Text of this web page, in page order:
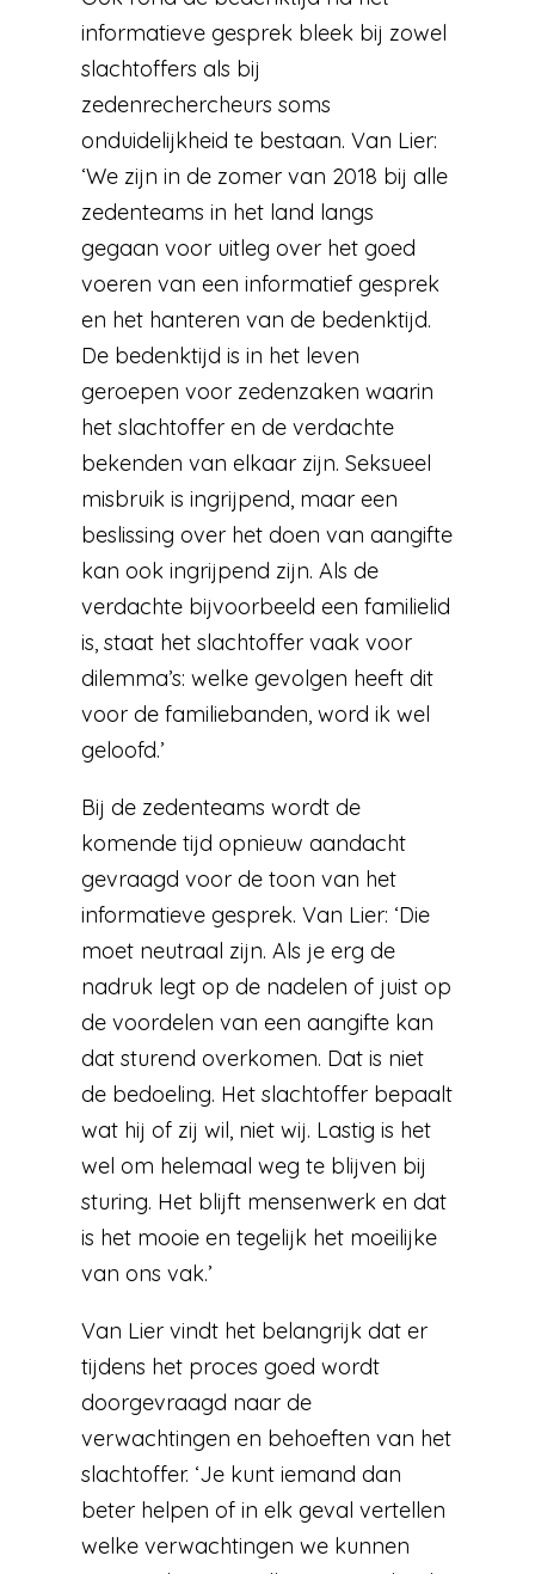
informatieve gesprek bleek bij zowel
slachtoffers als bij
zedenrechercheurs soms
onduidelijkheid te bestaan. Van Lier:
‘We zijn in de zomer van 2018 bij alle
zedenteams in het land langs
gegaan voor uitleg over het goed
voeren van een informatief gesprek
en het hanteren van de bedenktijd.
De bedenktijd is in het leven
geroepen voor zedenzaken waarin
het slachtoffer en de verdachte
bekenden van elkaar zijn. Seksueel
misbruik is ingrijpend, maar een
beslissing over het doen van aangifte
kan ook ingrijpend zijn. Als de
verdachte bijvoorbeeld een familielid
is, staat het slachtoffer vaak voor
dilemma’s: welke gevolgen heeft dit
voor de familiebanden, word ik wel
geloofd.’
Bij de zedenteams wordt de
komende tijd opnieuw aandacht
gevraagd voor de toon van het
informatieve gesprek. Van Lier: ‘Die
moet neutraal zijn. Als je erg de
nadruk legt op de nadelen of juist op
de voordelen van een aangifte kan
dat sturend overkomen. Dat is niet
de bedoeling. Het slachtoffer bepaalt
wat hij of zij wil, niet wij. Lastig is het
wel om helemaal weg te blijven bij
sturing. Het blijft mensenwerk en dat
is het mooie en tegelijk het moeilijke
van ons vak.’
Van Lier vindt het belangrijk dat er
tijdens het proces goed wordt
doorgevraagd naar de
verwachtingen en behoeften van het
slachtoffer. ‘Je kunt iemand dan
beter helpen of in elk geval vertellen
welke verwachtingen we kunnen